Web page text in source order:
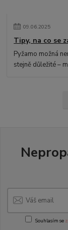
09.06.2025
Tipy, na co se
Pyžamo možná
stejně důležité –
Souhlasím se